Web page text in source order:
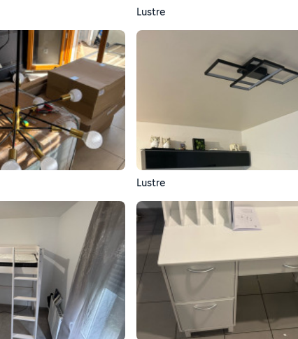
Lustre
Lustre